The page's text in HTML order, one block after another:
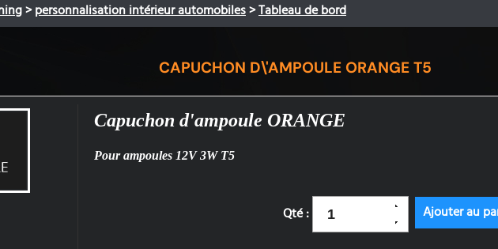
>personnalisation intérieur automobiles>Tableau de bord
CAPUCHON D\'AMPOULE ORANGE T5
Capuchon d'ampoule ORANGE
Pour ampoules 12V 3W T5
Qté :